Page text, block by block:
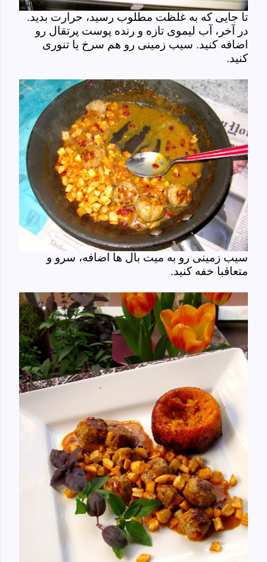
تا جایی که به غلظت مطلوب رسید، حرارت بدید.
در آخر، آب لیموی تازه و رنده پوست پرتقال رو
اضافه کنید. سیب زمینی رو هم سرخ یا تنوری
کنید.
سیب زمینی رو به میت بال ها اضافه، سرو و
متعاقبا خفه کنید.